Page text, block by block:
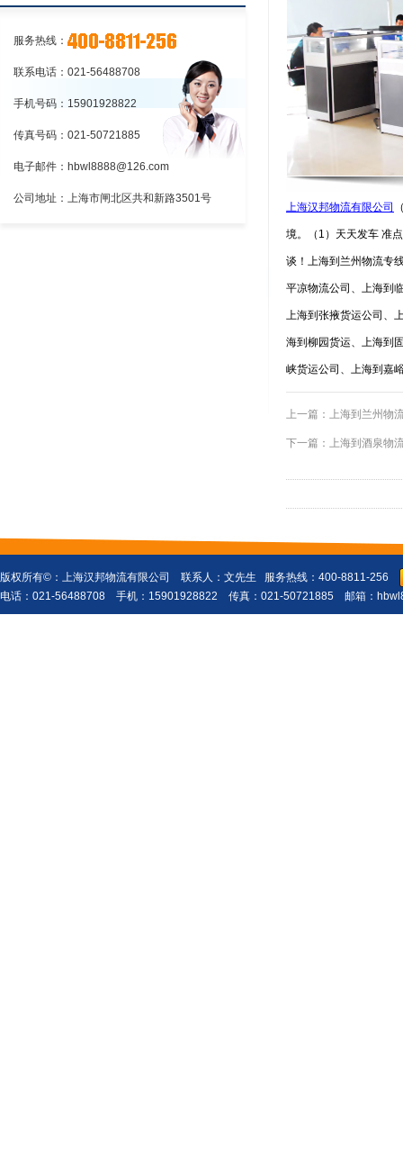
服务热线：
联系电话：021-56488708
手机号码：15901928822
传真号码：021-50721885
电子邮件：hbwl8888@126.com
公司地址：上海市闸北区共和新路3501号
上海汉邦物流有限公司
境。（ 1 ）天天发车 准
谈！上海到兰州物流专
平凉物流公司、上海到
上海到张掖货运公司、
海到柳园货运、上海到
峡货运公司、上海到嘉
上一篇： 上海到兰州物
下一篇： 上海到酒泉物
版权所有©： 上海汉邦物流有限公司
联系人：文先生 服务热线：400-8811-256
电话：021-56488708 手机：15901928822 传真：021-50721885 邮箱：